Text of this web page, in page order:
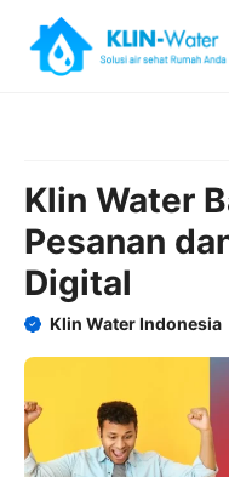
content
Klin Water
Pesanan
Digital
Klin Water Indonesia